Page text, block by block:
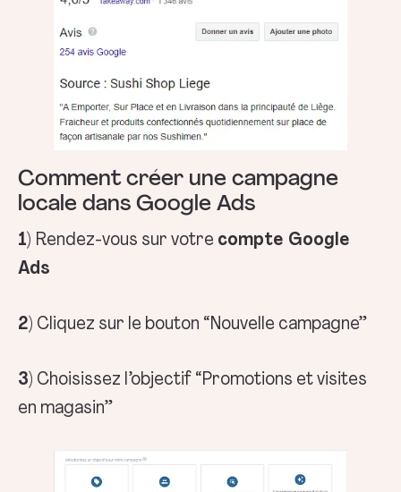
Comment créer une campagne
locale dans Google Ads
1) Rendez-vous sur votre compte Google
Ads
2) Cliquez sur le bouton “Nouvelle campagne”
3) Choisissez l’objectif “Promotions et visites
en magasin”